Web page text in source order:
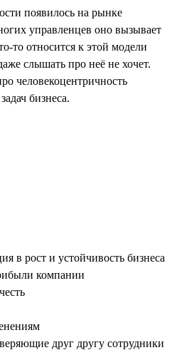
появилось на рынке
управленцев оно вызывает
то относится к этой модели
слышать про неё не хочет.
человекоцентричность
бизнеса.
в рост и устойчивость бизнеса
компании
друг другу сотрудники